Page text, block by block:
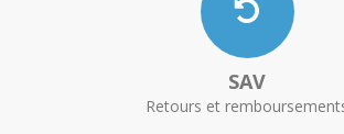
SAV
Retours et